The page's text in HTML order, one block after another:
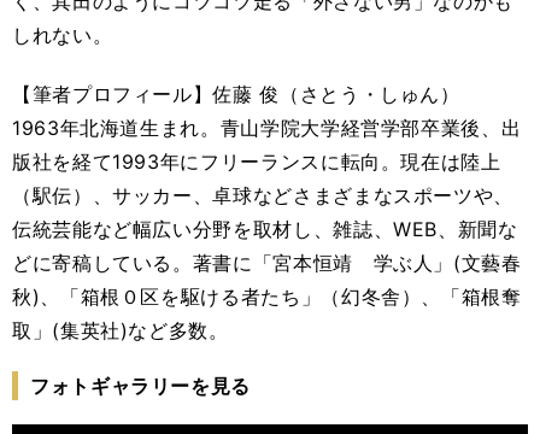
しれない。
【筆者プロフィール】佐藤 俊（さとう・しゅん）
1963年北海道生まれ。青山学院大学経営学部卒業後、出
版社を経て1993年にフリーランスに転向。現在は陸上
（駅伝）、サッカー、卓球などさまざまなスポーツや、
伝統芸能など幅広い分野を取材し、雑誌、WEB、新聞な
どに寄稿している。著書に「宮本恒靖 学ぶ人」(文藝春
秋)、「箱根０区を駆ける者たち」（幻冬舎）、「箱根奪
取」(集英社)など多数。
フォトギャラリーを見る